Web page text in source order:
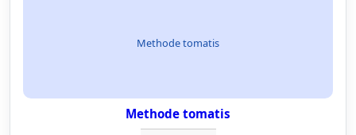
Methode tomatis
Methode tomatis